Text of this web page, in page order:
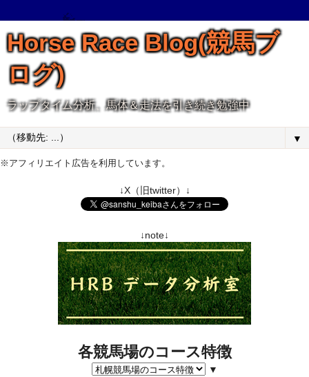
Horse Race Blog(競馬ブ
ログ)
ラップタイム分析、馬体＆走法を引き続き勉強中
▼
※アフィリエイト広告を利用しています。
↓X（旧twitter）↓
↓note↓
各競馬場のコース特徴
▼